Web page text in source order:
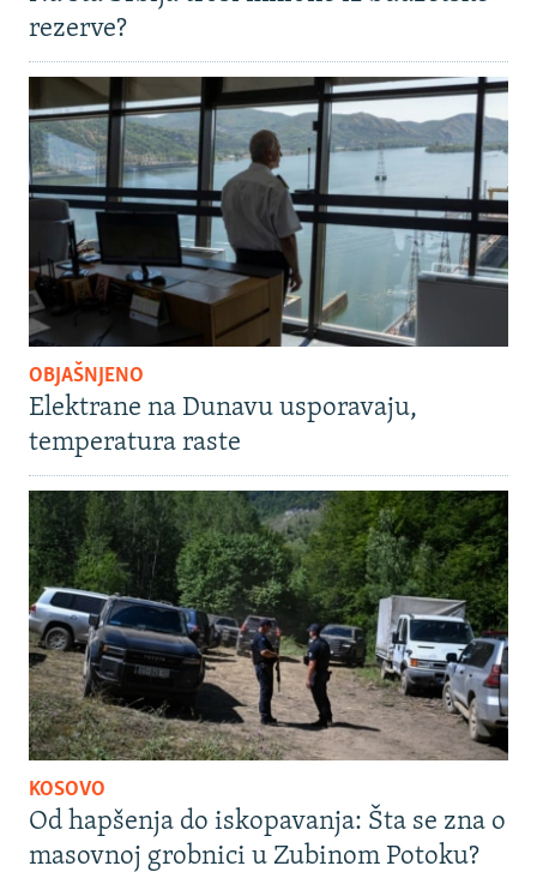
rezerve?
OBJAŠNJENO
Elektrane na Dunavu usporavaju,
temperatura raste
KOSOVO
Od hapšenja do iskopavanja: Šta se zna o
masovnoj grobnici u Zubinom Potoku?